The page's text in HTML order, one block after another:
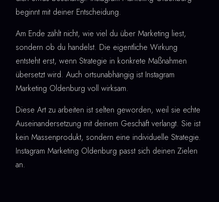
beginnt mit deiner Entscheidung.
Am Ende zählt nicht, wie viel du über Marketing liest,
sondern ob du handelst. Die eigentliche Wirkung
entsteht erst, wenn Strategie in konkrete Maßnahmen
übersetzt wird. Auch ortsunabhängig ist Instagram
Marketing Oldenburg voll wirksam.
Diese Art zu arbeiten ist selten geworden, weil sie echte
Auseinandersetzung mit deinem Geschäft verlangt. Sie ist
kein Massenprodukt, sondern eine individuelle Strategie.
Instagram Marketing Oldenburg passt sich deinen Zielen
an.